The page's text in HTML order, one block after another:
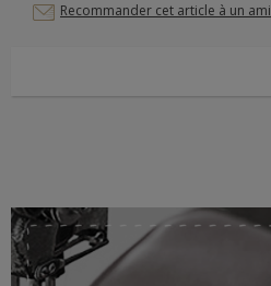
Recommander cet article à un ami